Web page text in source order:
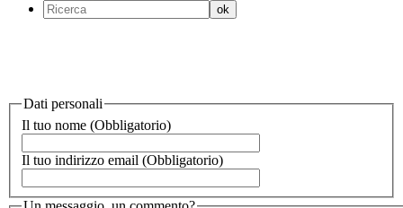
Dati personali
Il tuo nome (Obbligatorio)
Il tuo indirizzo email (Obbligatorio)